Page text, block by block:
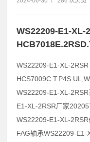
WS22209-E1-XL-
WS22209-E1-XL-
WS22209-E1-XL-
E1-XL-2RSR厂家
WS22209-E1-XL-
FAG轴承WS22209-